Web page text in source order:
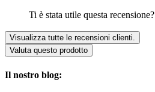
Ti è stata utile questa recensione?
Visualizza tutte le recensioni clienti.
Valuta questo prodotto
Il nostro blog: